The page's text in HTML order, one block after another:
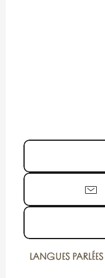
LANGUES PARLÉES
LANGUES PARLÉES